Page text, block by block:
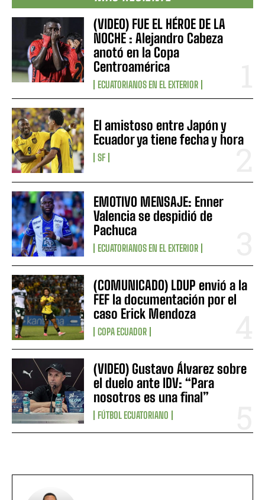
(VIDEO) FUE EL HÉROE DE LA
NOCHE : Alejandro Cabeza
anotó en la Copa
Centroamérica
ECUATORIANOS EN EL EXTERIOR
El amistoso entre Japón y
Ecuador ya tiene fecha y hora
SF
EMOTIVO MENSAJE: Enner
Valencia se despidió de
Pachuca
ECUATORIANOS EN EL EXTERIOR
(COMUNICADO) LDUP envió a la
FEF la documentación por el
caso Erick Mendoza
COPA ECUADOR
(VIDEO) Gustavo Álvarez sobre
el duelo ante IDV: “Para
nosotros es una final”
FÚTBOL ECUATORIANO